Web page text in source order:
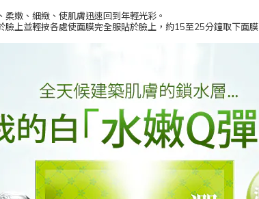
嫩、細緻、使肌膚迅速回到年輕光彩。
上並輕按各處使面膜完全服貼於臉上，約15至25分鐘取下面膜